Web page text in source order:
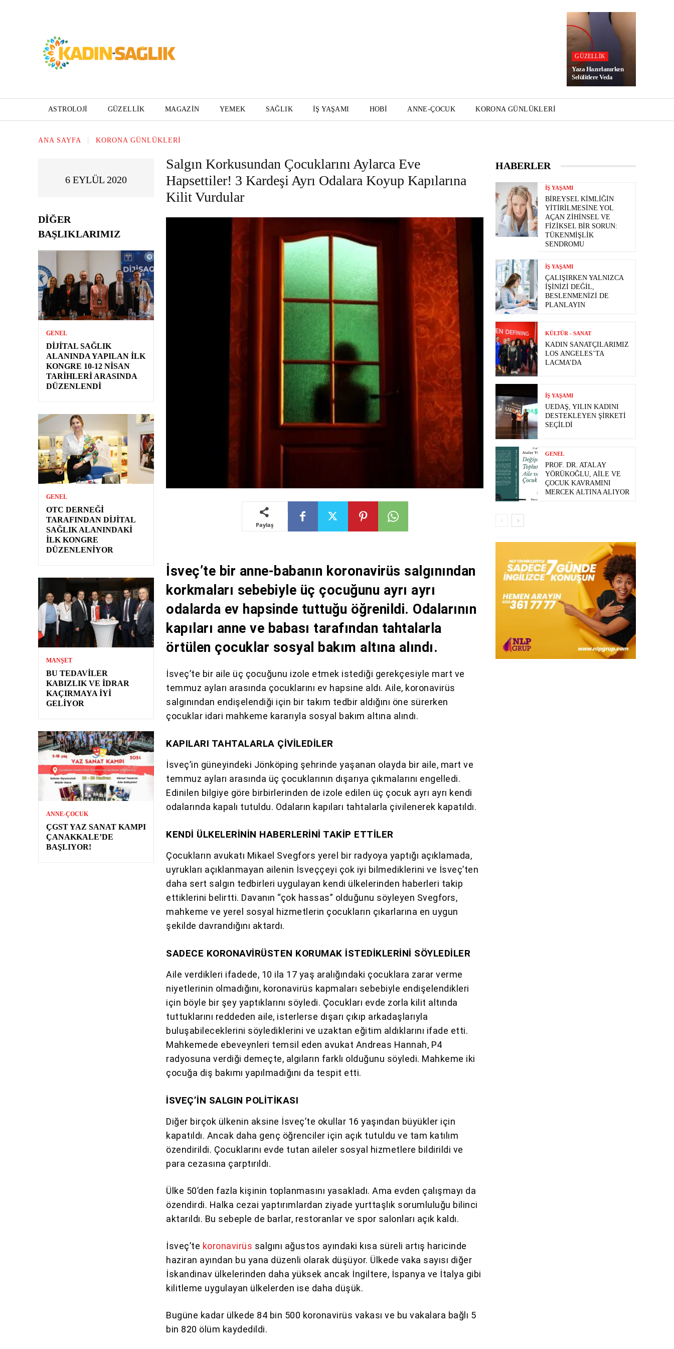
GÜZELLIK
Yaza Hazırlanırken
Selülitlere Veda
ASTROLOJI GÜZELLIK MAGAZIN YEMEK SAĞLIK İŞ YAŞAMI HOBI ANNE-ÇOCUK KORONA GÜNLÜKLERI
ANA SAYFA KORONA GÜNLÜKLERI
6 EYLÜL 2020
DIĞER
BAŞLIKLARIMIZ
GENEL
DIJITAL SAĞLIK
ALANINDA YAPILAN İLK
KONGRE 10-12 NISAN
TARIHLERI ARASINDA
DÜZENLENDI
GENEL
OTC DERNEĞI
TARAFINDAN DIJITAL
SAĞLIK ALANINDAKI
İLK KONGRE
DÜZENLENIYOR
MANŞET
BU TEDAVILER
KABIZLIK VE İDRAR
KAÇIRMAYA İYI
GELIYOR
ANNE-ÇOCUK
ÇGST YAZ SANAT KAMPI
ÇANAKKALE’DE
BAŞLIYOR!
Salgın Korkusundan Çocuklarını Aylarca Eve
Hapsettiler! 3 Kardeşi Ayrı Odalara Koyup Kapılarına
Kilit Vurdular
Paylaş
İsveç’te bir anne-babanın koronavirüs salgınından
korkmaları sebebiyle üç çocuğunu ayrı ayrı
odalarda ev hapsinde tuttuğu öğrenildi. Odalarının
kapıları anne ve babası tarafından tahtalarla
örtülen çocuklar sosyal bakım altına alındı.
İsveç’te bir aile üç çocuğunu izole etmek istediği gerekçesiyle mart ve
temmuz ayları arasında çocuklarını ev hapsine aldı. Aile, koronavirüs
salgınından endişelendiği için bir takım tedbir aldığını öne sürerken
çocuklar idari mahkeme kararıyla sosyal bakım altına alındı.
KAPILARI TAHTALARLA ÇİVİLEDİLER
İsveç’in güneyindeki Jönköping şehrinde yaşanan olayda bir aile, mart ve
temmuz ayları arasında üç çocuklarının dışarıya çıkmalarını engelledi.
Edinilen bilgiye göre birbirlerinden de izole edilen üç çocuk ayrı ayrı kendi
odalarında kapalı tutuldu. Odaların kapıları tahtalarla çivilenerek kapatıldı.
KENDİ ÜLKELERİNİN HABERLERİNİ TAKİP ETTİLER
Çocukların avukatı Mikael Svegfors yerel bir radyoya yaptığı açıklamada,
uyrukları açıklanmayan ailenin İsveççeyi çok iyi bilmediklerini ve İsveç’ten
daha sert salgın tedbirleri uygulayan kendi ülkelerinden haberleri takip
ettiklerini belirtti. Davanın “çok hassas” olduğunu söyleyen Svegfors,
mahkeme ve yerel sosyal hizmetlerin çocukların çıkarlarına en uygun
şekilde davrandığını aktardı.
SADECE KORONAVİRÜSTEN KORUMAK İSTEDİKLERİNİ SÖYLEDİLER
Aile verdikleri ifadede, 10 ila 17 yaş aralığındaki çocuklara zarar verme
niyetlerinin olmadığını, koronavirüs kapmaları sebebiyle endişelendikleri
için böyle bir şey yaptıklarını söyledi. Çocukları evde zorla kilit altında
tuttuklarını reddeden aile, isterlerse dışarı çıkıp arkadaşlarıyla
buluşabileceklerini söylediklerini ve uzaktan eğitim aldıklarını ifade etti.
Mahkemede ebeveynleri temsil eden avukat Andreas Hannah, P4
radyosuna verdiği demeçte, algıların farklı olduğunu söyledi. Mahkeme iki
çocuğa diş bakımı yapılmadığını da tespit etti.
İSVEÇ’İN SALGIN POLİTİKASI
Diğer birçok ülkenin aksine İsveç’te okullar 16 yaşından büyükler için
kapatıldı. Ancak daha genç öğrenciler için açık tutuldu ve tam katılım
özendirildi. Çocuklarını evde tutan aileler sosyal hizmetlere bildirildi ve
para cezasına çarptırıldı.
Ülke 50’den fazla kişinin toplanmasını yasakladı. Ama evden çalışmayı da
özendirdi. Halka cezai yaptırımlardan ziyade yurttaşlık sorumluluğu bilinci
aktarıldı. Bu sebeple de barlar, restoranlar ve spor salonları açık kaldı.
İsveç’te koronavirüs salgını ağustos ayındaki kısa süreli artış haricinde
haziran ayından bu yana düzenli olarak düşüyor. Ülkede vaka sayısı diğer
İskandinav ülkelerinden daha yüksek ancak İngiltere, İspanya ve İtalya gibi
kilitleme uygulayan ülkelerden ise daha düşük.
Bugüne kadar ülkede 84 bin 500 koronavirüs vakası ve bu vakalara bağlı 5
bin 820 ölüm kaydedildi.
HABERLER
İŞ YAŞAMI
BIREYSEL KIMLIĞIN
YITIRILMESINE YOL
AÇAN ZIHINSEL VE
FIZIKSEL BIR SORUN:
TÜKENMIŞLIK
SENDROMU
İŞ YAŞAMI
ÇALIŞIRKEN YALNIZCA
İŞINIZI DEĞIL,
BESLENMENIZI DE
PLANLAYIN
KÜLTÜR - SANAT
KADIN SANATÇILARIMIZ
LOS ANGELES’TA
LACMA’DA
İŞ YAŞAMI
UEDAŞ, YILIN KADINI
DESTEKLEYEN ŞIRKETI
SEÇILDI
GENEL
PROF. DR. ATALAY
YÖRÜKOĞLU, AILE VE
ÇOCUK KAVRAMINI
MERCEK ALTINA ALIYOR